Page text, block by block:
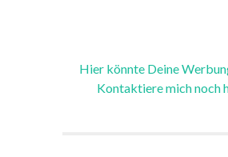
Hier könnte Deine
Kontaktiere mich noch